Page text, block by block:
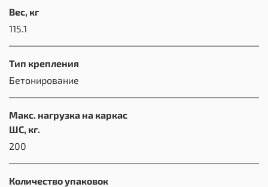
Вес, кг
115.1
Тип крепления
Бетонирование
Макс. нагрузка на каркас
ШС, кг.
200
Количество упаковок